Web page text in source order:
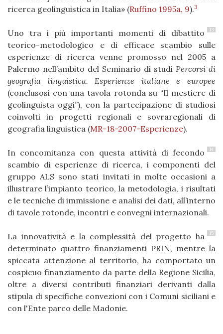
ricerca geolinguistica in Italia» (Ruffino 1995a, 9).3
13
Uno tra i più importanti momenti di dibattito
teorico-metodologico e di efficace scambio sulle
esperienze di ricerca venne promosso nel 2005 a
Palermo nell’ambito del Seminario di studi Percorsi di
geografia linguistica. Esperienze italiane e europee
(conclusosi con una tavola rotonda su “Il mestiere di
geolinguista oggi”), con la partecipazione di studiosi
coinvolti in progetti regionali e sovraregionali di
geografia linguistica (MR-18-2007-Esperienze).
14
In concomitanza con questa attività di fecondo
scambio di esperienze di ricerca, i componenti del
gruppo ALS sono stati invitati in molte occasioni a
illustrare l’impianto teorico, la metodologia, i risultati
e le tecniche di immissione e analisi dei dati, all’interno
di tavole rotonde, incontri e convegni internazionali.
15
La innovatività e la complessità del progetto ha
determinato quattro finanziamenti PRIN, mentre la
spiccata attenzione al territorio, ha comportato un
cospicuo finanziamento da parte della Regione Sicilia,
oltre a diversi contributi finanziari derivanti dalla
stipula di specifiche convezioni con i Comuni siciliani e
con l'Ente parco delle Madonie.